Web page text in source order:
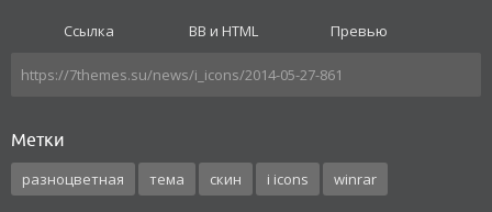
Ссылка BB и HTML Превью
Метки
разноцветная тема скин i icons winrar